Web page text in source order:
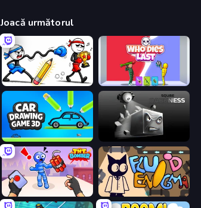
Joacă următorul
Doodle Smash Who Dies Last?
Car Drawing Game 3D Sqube Darkness
TNT Bomber Fluid Enigma